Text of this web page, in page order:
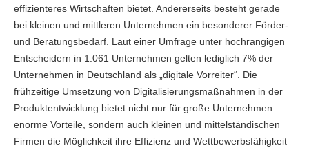
effizienteres Wirtschaften bietet. Andererseits besteht gerade
bei kleinen und mittleren Unternehmen ein besonderer Förder-
und Beratungsbedarf. Laut einer Umfrage unter hochrangigen
Entscheidern in 1.061 Unternehmen gelten lediglich 7% der
Unternehmen in Deutschland als „digitale Vorreiter“. Die
frühzeitige Umsetzung von Digitalisierungsmaßnahmen in der
Produktentwicklung bietet nicht nur für große Unternehmen
enorme Vorteile, sondern auch kleinen und mittelständischen
Firmen die Möglichkeit ihre Effizienz und Wettbewerbsfähigkeit